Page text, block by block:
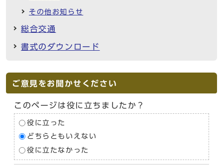
その他お知らせ
総合交通
書式のダウンロード
ご意見をお聞かせください
このページは役に立ちましたか？
役に立った
どちらともいえない
役に立たなかった